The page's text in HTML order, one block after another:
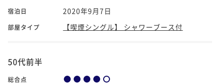
宿泊日 2020年9月7日
部屋タイプ 【喫煙シングル】 シャワーブース付
50代前半
総合点